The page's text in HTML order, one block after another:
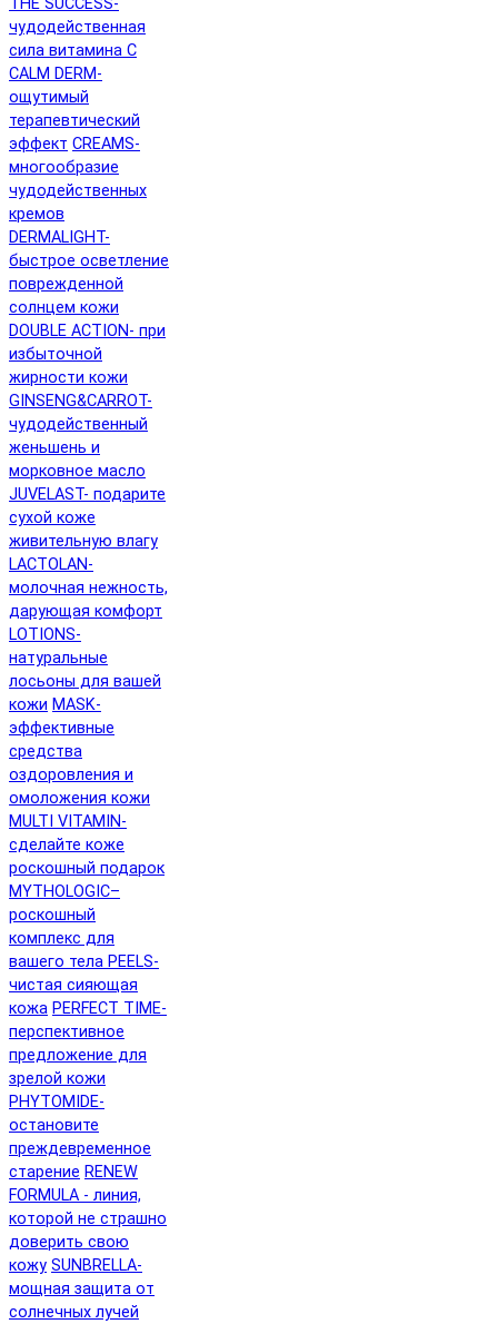
чудодейственная
сила витамина C
CALM DERM-
ощутимый
терапевтический
эффект CREAMS-
многообразие
чудодейственных
кремов
DERMALIGHT-
быстрое осветление
поврежденной
солнцем кожи
DOUBLE ACTION- при
избыточной
жирности кожи
GINSENG&CARROT-
чудодейственный
женьшень и
морковное масло
JUVELAST- подарите
сухой коже
живительную влагу
LACTOLAN-
молочная нежность,
дарующая комфорт
LOTIONS-
натуральные
лосьоны для вашей
кожи MASK-
эффективные
средства
оздоровления и
омоложения кожи
MULTI VITAMIN-
сделайте коже
роскошный подарок
MYTHOLOGIC–
роскошный
комплекс для
вашего тела PEELS-
чистая сияющая
кожа PERFECT TIME-
перспективное
предложение для
зрелой кожи
PHYTOMIDE-
остановите
преждевременное
старение RENEW
FORMULA - линия,
которой не страшно
доверить свою
кожу SUNBRELLA-
мощная защита от
солнечных лучей